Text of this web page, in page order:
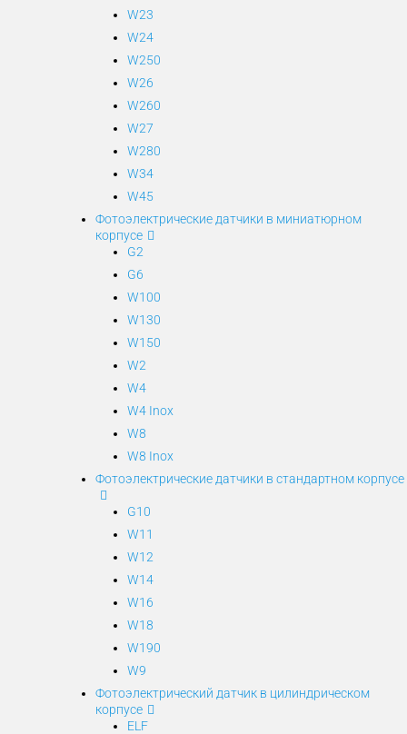
W23
W24
W250
W26
W260
W27
W280
W34
W45
Фотоэлектрические датчики в миниатюрном
корпусе
G2
G6
W100
W130
W150
W2
W4
W4 Inox
W8
W8 Inox
Фотоэлектрические датчики в стандартном корпусе
G10
W11
W12
W14
W16
W18
W190
W9
Фотоэлектрический датчик в цилиндрическом
корпусе
ELF